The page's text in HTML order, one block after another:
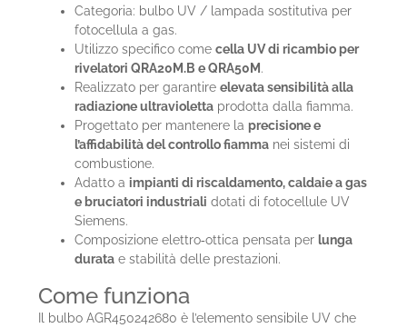
Categoria: bulbo UV / lampada sostitutiva per
fotocellula a gas.
Utilizzo specifico comecella UV di ricambio per
rivelatori QRA20M.B e QRA50M.
Realizzato per garantireelevata sensibilità alla
radiazione ultravioletta prodotta dalla fiamma.
Progettato per mantenere laprecisione e
l’affidabilità del controllo fiamma nei sistemi di
combustione.
Adatto aimpianti di riscaldamento, caldaie a gas
e bruciatori industriali dotati di fotocellule UV
Siemens.
Composizione elettro‑ottica pensata perlunga
durata e stabilità delle prestazioni.
Come funziona
Il bulbo AGR450242680 è l’elemento sensibile UV che